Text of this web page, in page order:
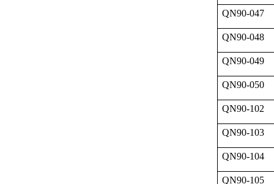
QN90-047
QN90-048
QN90-049
QN90-050
QN90-102
QN90-103
QN90-104
QN90-105